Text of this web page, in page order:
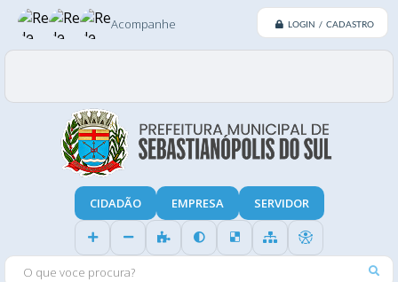
LOGIN / CADASTRO
O QUE VOCE PROCURA?
Acompanhe
CIDADÃO EMPRESA SERVIDOR